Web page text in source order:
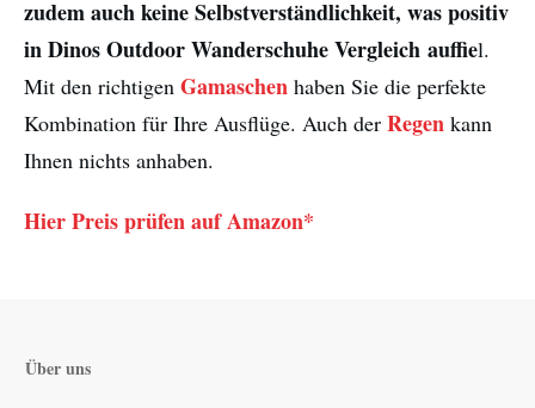
zudem auch keine Selbstverständlichkeit, was positiv
in Dinos Outdoor Wanderschuhe Vergleich auffiel.
Mit den richtigen Gamaschen haben Sie die perfekte
Kombination für Ihre Ausflüge. Auch der Regen kann
Ihnen nichts anhaben.
Hier Preis prüfen auf Amazon*
Über uns